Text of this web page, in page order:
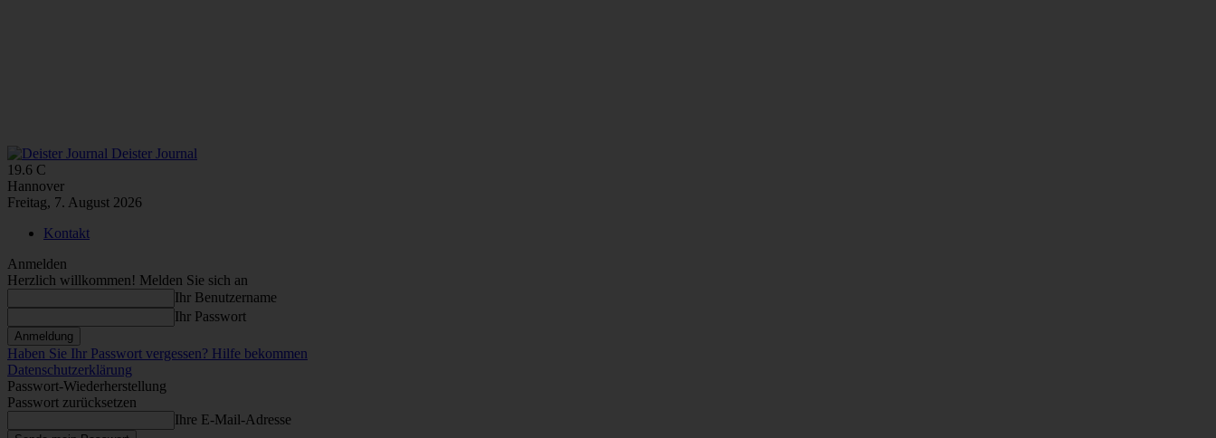
Deister Journal
19.6 C
Hannover
Freitag, 7. August 2026
Kontakt
Anmelden
Herzlich willkommen! Melden Sie sich an
Ihr Benutzername
Ihr Passwort
Haben Sie Ihr Passwort vergessen? Hilfe bekommen
Datenschutzerklärung
Passwort-Wiederherstellung
Passwort zurücksetzen
Ihre E-Mail-Adresse